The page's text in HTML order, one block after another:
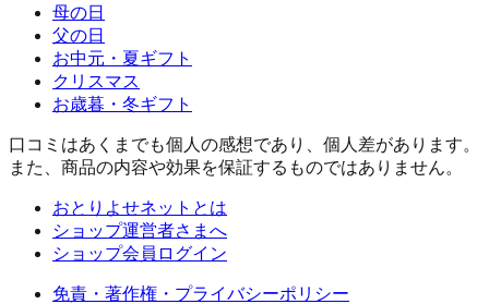
母の日
父の日
お中元・夏ギフト
クリスマス
お歳暮・冬ギフト
口コミはあくまでも個人の感想であり、個人差があります。
また、商品の内容や効果を保証するものではありません。
おとりよせネットとは
ショップ運営者さまへ
ショップ会員ログイン
免責・著作権・プライバシーポリシー